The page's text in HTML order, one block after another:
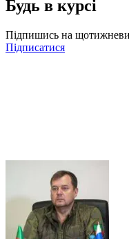
Будь в курсі
Підпишись на
Підписатися